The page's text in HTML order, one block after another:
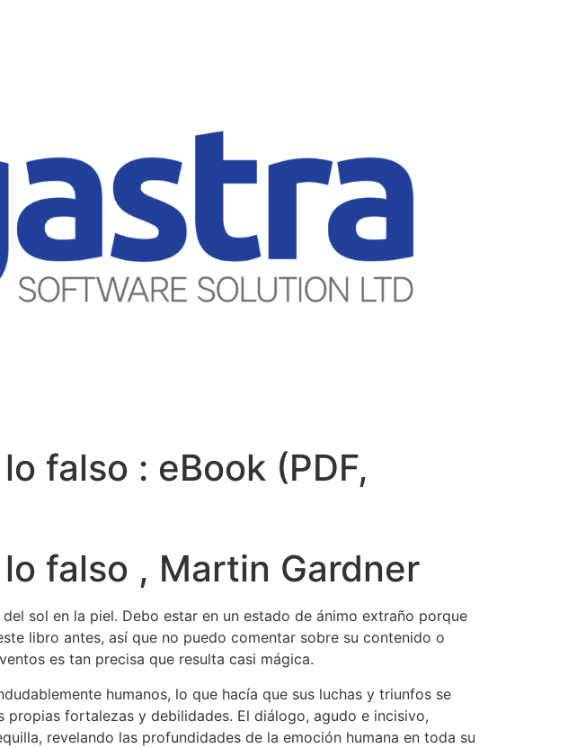
falso : eBook (PDF,
falso , Martin Gardner
sol en la piel. Debo estar en un estado de ánimo extraño porque
libro antes, así que no puedo comentar sobre su contenido o
es tan precisa que resulta casi mágica.
humanos, lo que hacía que sus luchas y triunfos se
fortalezas y debilidades. El diálogo, agudo e incisivo,
revelando las profundidades de la emoción humana en toda su